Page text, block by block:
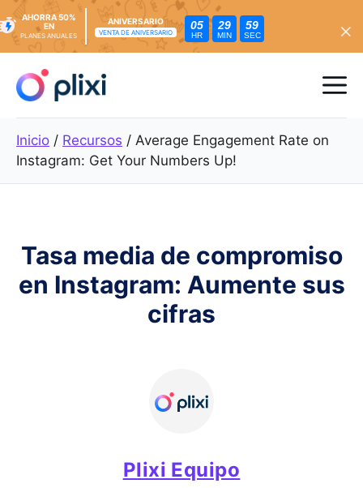
contenido
AHORRA 50%
EN
PLANES ANUALES
ANIVERSARIO
VENTA DE ANIVERSARIO
05
HR
29
MIN
57
SEC
Inicio / Recursos / Average Engagement Rate on
Instagram: Get Your Numbers Up!
Tasa media de compromiso
en Instagram: Aumente sus
cifras
Plixi Equipo